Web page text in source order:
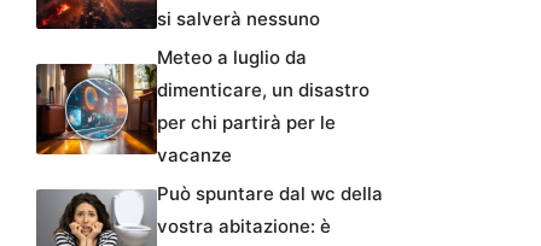
si salverà nessuno
Meteo a luglio da
dimenticare, un disastro
per chi partirà per le
vacanze
Può spuntare dal wc della
vostra abitazione: è